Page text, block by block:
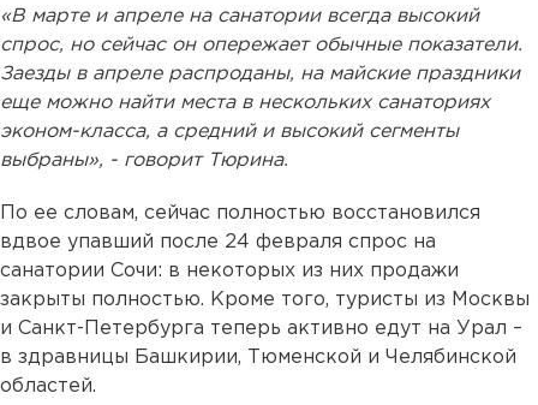
«В марте и апреле на санатории всегда высокий
спрос, но сейчас он опережает обычные показатели.
Заезды в апреле распроданы, на майские праздники
еще можно найти места в нескольких санаториях
эконом-класса, а средний и высокий сегменты
выбраны», - говорит Тюрина.
По ее словам, сейчас полностью восстановился
вдвое упавший после 24 февраля спрос на
санатории Сочи: в некоторых из них продажи
закрыты полностью. Кроме того, туристы из Москвы
и Санкт-Петербурга теперь активно едут на Урал –
в здравницы Башкирии, Тюменской и Челябинской
областей.